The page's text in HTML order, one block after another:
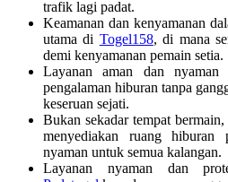
trafik lagi padat.
Keamanan dan kenyamanan
utama di Togel158, di mana
demi kenyamanan pemain setia.
Layanan aman dan nyaman
pengalaman hiburan tanpa
keseruan sejati.
Bukan sekadar tempat bermain,
menyediakan ruang hiburan
nyaman untuk semua kalangan.
Layanan nyaman dan